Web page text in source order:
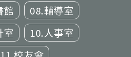
館
08.輔導室
室
10.人事室